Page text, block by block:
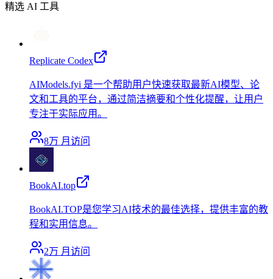
精选 AI 工具
Replicate Codex
AIModels.fyi 是一个帮助用户快速获取最新AI模型、论
文和工具的平台，通过简洁摘要和个性化提醒，让用户
专注于实际应用。
8万 月访问
BookAI.top
BookAI.TOP是您学习AI技术的最佳选择，提供丰富的教
程和实用信息。
2万 月访问